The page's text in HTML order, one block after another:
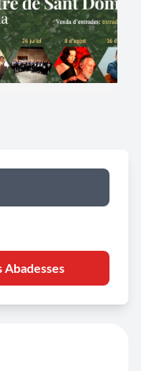
Abadesses